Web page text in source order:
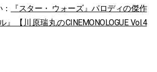
『スター・ ウォーズ』パロディの傑作
』【川原瑞丸のCINEMONOLOGUE Vol.4